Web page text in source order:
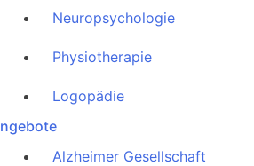
Neuropsychologie
Physiotherapie
Logopädie
Alzheimer Gesellschaft